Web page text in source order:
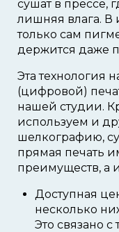
сушат в прессе,
лишняя влага. В
только сам
держится даже
Эта технология
(цифровой)
нашей студии.
используем и
шелкографию,
прямая печать
преимуществ, а
Доступная
несколько
Это связано с